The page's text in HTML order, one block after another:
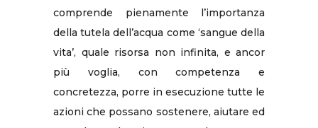
comprende pienamente l’importanza
della tutela dell’acqua come ‘sangue della
vita’, quale risorsa non infinita, e ancor
più voglia, con competenza e
concretezza, porre in esecuzione tutte le
azioni che possano sostenere, aiutare ed